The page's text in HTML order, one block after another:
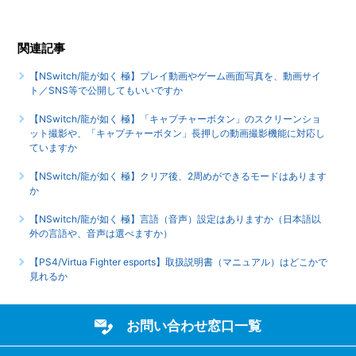
もっと見る
関連記事
【NSwitch/龍が如く 極】プレイ動画やゲーム画面写真を、動画サイ
ト／SNS等で公開してもいいですか
【NSwitch/龍が如く 極】「キャプチャーボタン」のスクリーンショ
ット撮影や、「キャプチャーボタン」長押しの動画撮影機能に対応し
ていますか
【NSwitch/龍が如く 極】クリア後、2周めができるモードはあります
か
【NSwitch/龍が如く 極】言語（音声）設定はありますか（日本語以
外の言語や、音声は選べますか）
【PS4/Virtua Fighter esports】取扱説明書（マニュアル）はどこかで
見れるか
お問い合わせ窓口一覧